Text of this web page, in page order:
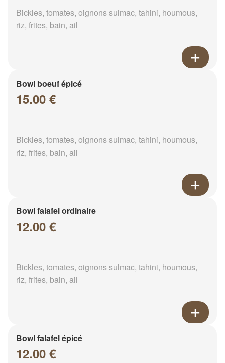
Bickles, tomates, oignons sulmac, tahini, houmous,
riz, frites, bain, ail
Bowl boeuf épicé
15.00 €
Bickles, tomates, oignons sulmac, tahini, houmous,
riz, frites, bain, ail
Bowl falafel ordinaire
12.00 €
Bickles, tomates, oignons sulmac, tahini, houmous,
riz, frites, bain, ail
Bowl falafel épicé
12.00 €